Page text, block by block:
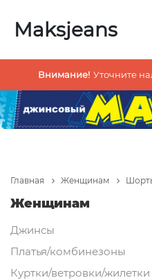
Maksjeans
Внимание! Уточните
Главная Женщинам
Женщинам
Джинсы
Платья/комбинезоны
Куртки/ветровки/жилетки